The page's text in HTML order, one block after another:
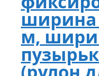
ширина
м,